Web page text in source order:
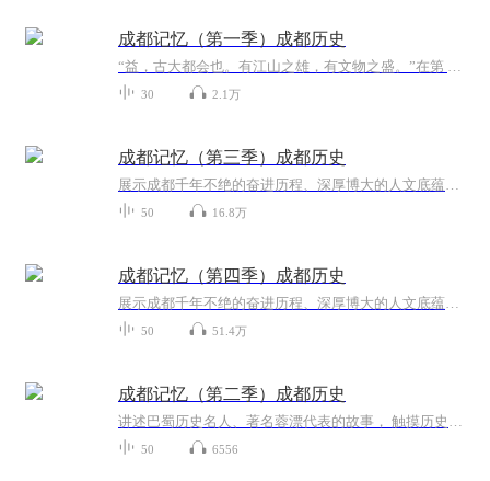
成都记忆（第一季）成都历史
“益，古大都会也。有江山之雄，有文物之盛。”在第 31届世界大学生夏季运动会欢迎宴会上，习近平总书记引用古语赞誉成都历史悠久、人文荟萃。为展示成都千年不绝的奋进历程、深厚博大的人文底蕴、乐观包容创新友善的城市品格，探寻成都绵延不绝、经久不衰...
30 2.1万
成都记忆（第三季）成都历史
展示成都千年不绝的奋进历程、深厚博大的人文底蕴、乐观包容创新友善的城市品格，探寻成都绵延不绝、经久不衰的文化传承和城市基因
50 16.8万
成都记忆（第四季）成都历史
展示成都千年不绝的奋进历程、深厚博大的人文底蕴、乐观包容创新友善的城市品格，探寻成都绵延不绝、经久不衰的文化传承和城市基因
50 51.4万
成都记忆（第二季）成都历史
讲述巴蜀历史名人、著名蓉漂代表的故事， 触摸历史人文脉搏，凸显天府四川的历史文化特色。以主播讲述、情景剧演绎、史学专家讲解等广播特有的制作方式，探索天府文化的前世与今生，找寻巴山蜀水的根、公园城市的魂。
50 6556